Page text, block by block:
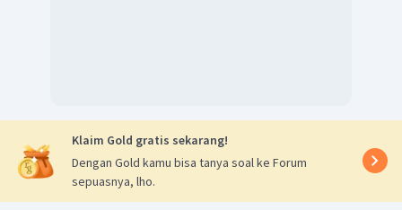
Klaim Gold gratis sekarang!
Dengan Gold kamu bisa tanya soal ke Forum
sepuasnya, lho.